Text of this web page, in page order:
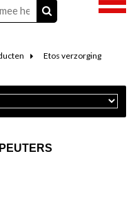
Etos verzorging